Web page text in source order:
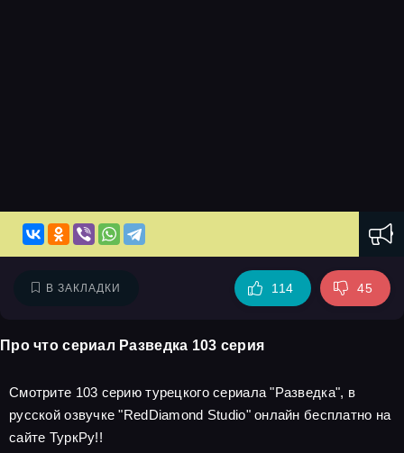
В ЗАКЛАДКИ 114 45
Про что сериал Разведка 103 серия
Смотрите 103 серию турецкого сериала "Разведка", в
русской озвучке "RedDiamond Studio" онлайн бесплатно на
сайте ТуркРу!!